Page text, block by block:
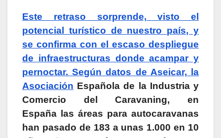
Este retraso sorprende, visto el
potencial turístico de nuestro país, y
se confirma con el escaso despliegue
de infraestructuras donde acampar y
pernoctar. Según datos de Aseicar, la
Asociación Española de la Industria y
Comercio del Caravaning, en
España las áreas para autocaravanas
han pasado de 183 a unas 1.000 en 10